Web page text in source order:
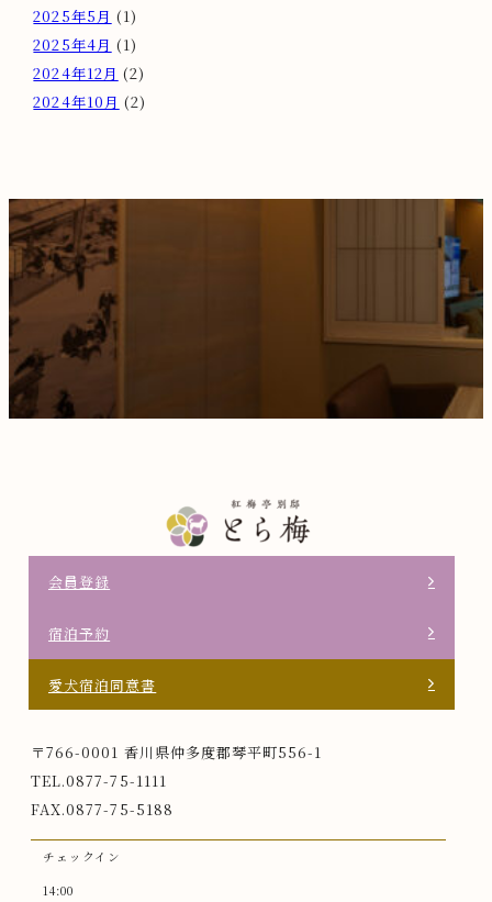
2025年5月 (1)
2025年4月 (1)
2024年12月 (2)
2024年10月 (2)
会員登録
宿泊予約
愛犬宿泊同意書
〒766-0001 香川県仲多度郡琴平町556-1
TEL.0877-75-1111
FAX.0877-75-5188
チェックイン
14:00